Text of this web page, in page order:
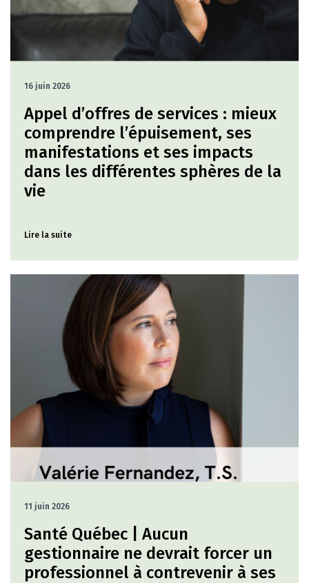
16 juin 2026
Appel d’offres de services : mieux
comprendre l’épuisement, ses
manifestations et ses impacts
dans les différentes sphères de la
vie
Lire la suite
11 juin 2026
Santé Québec | Aucun
gestionnaire ne devrait forcer un
professionnel à contrevenir à ses